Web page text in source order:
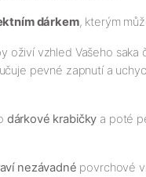
dárkem, kterým
oživí vzhled Vašeho saka
pevné zapnutí a
dárkové krabičky a poté
nezávadné povrchové